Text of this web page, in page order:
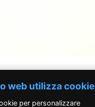
web utilizza cookie
per personalizzare